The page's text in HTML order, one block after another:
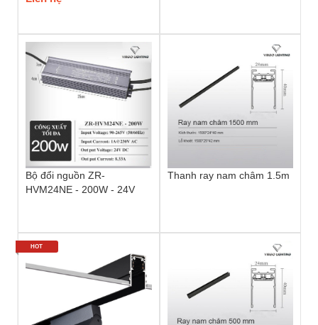
Bộ đổi nguồn ZR-
HVM24NE - 200W - 24V
Thanh ray nam châm 1.5m
HOT